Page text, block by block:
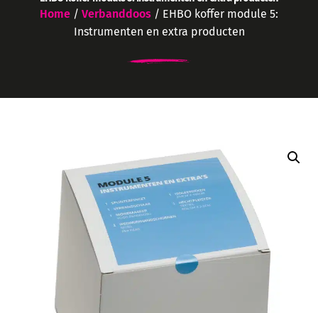
Home / Verbanddoos / EHBO koffer module 5:
Instrumenten en extra producten